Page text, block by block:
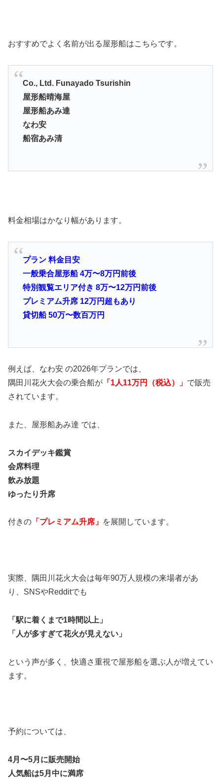
おすすめでよく名前が出る屋形船はこちらです。
Co., Ltd. Funayado Tsurishin
屋形船晴海屋
屋形船あみ達
なわ安
船宿あみ清
料金相場はかなり幅があります。
プラン 料金目安
一般乗合屋形船 4万〜8万円前後
特別観覧エリア付き 8万〜12万円前後
プレミアム升席 12万円超もあり
貸切船 50万〜数百万円
例えば、なわ安 の2026年プランでは、
隅田川花火大会の乗合船が 「1人11万円（税込）」 で販売
されています。
また、屋形船あみ達 では、
スカイデッキ鑑賞
会席料理
飲み放題
ゆったり升席
付きの 「プレミアム升席」 を展開しています。
実際、隅田川花火大会は毎年90万人規模の来場者があ
り、SNSやRedditでも
「駅に着くまで1時間以上」
「人が多すぎて花火が見えない」
という声が多く、快適さ重視で屋形船を選ぶ人が増えてい
ます。
予約については、
4月〜5月に販売開始
人気船は5月中に満席